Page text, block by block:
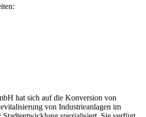
hat sich auf die Konversion von
von Industrieanlagen im